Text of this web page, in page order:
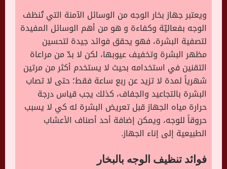
ويعتبر جهاز بخار الوجه من الوسائل الآمنة التي تُنظف
الوجه بفعاليّة وكفاءة و هو من أهم الوسائل المفيدة
لتصفية البشرة، فهو يحقق فوائد جيدة لتحسين
مظهر البشرة وتخفيف عيوبها، لكن لا بدّ من مراعاة
التقنين في استخدامه بحيث لا يستخدم أكثر من مرتين
شهرياً لمدة لا تزيد عن ربع ساعة فقط؛ حتى لا تصاب
البشرة بالتجاعيد والجفاف، كذلك يجب قياس درجة
حرارة مياه الجهاز قبل تعريض البشرة له كي لا يسبب
حروقاً للوجه، ويمكن إضافة أحد أصناف الأعشاب
الطبيعية إلى إناء الجهاز.
فوائد تنظيف الوجه بالبخار